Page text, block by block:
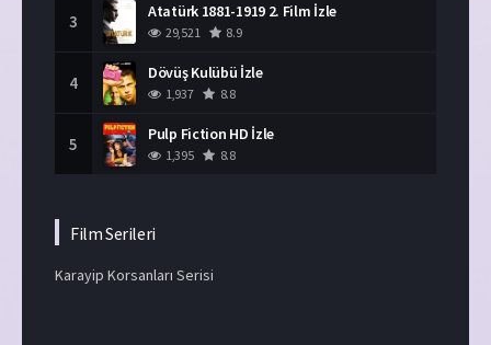
3 Atatürk 1881-1919 2. Film İzle
29,521 8.9
4 Dövüş Kulübü İzle
1,937 8.8
5 Pulp Fiction HD İzle
1,395 8.8
Film Serileri
Karayip Korsanları Serisi